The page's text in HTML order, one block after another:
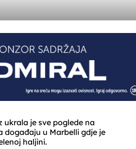
ukrala je sve poglede na
događaju u Marbelli gdje je
haljini.